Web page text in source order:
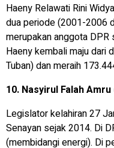
Haeny Relawati Rini
dua periode (2001-2006
merupakan anggota
Haeny kembali maju dari
Tuban) dan meraih
10. Nasyirul Falah
Legislator kelahiran 27
Senayan sejak 2014. Di
(membidangi energi). Di